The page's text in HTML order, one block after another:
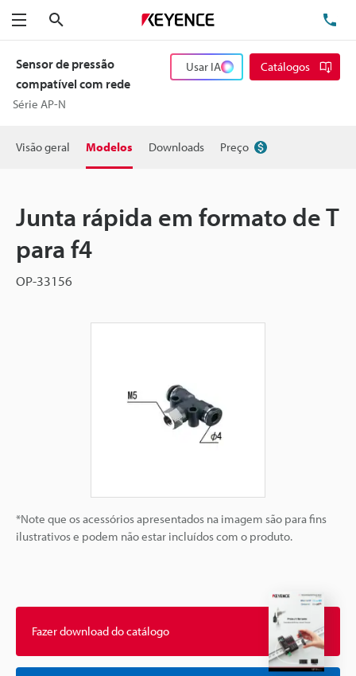
Menu
Sensor de pressão
compatível com rede
Série AP-N
Usar IA Catálogos
Visão geral Modelos Downloads Preço
Junta rápida em formato de T
para f4
OP-33156
*Note que os acessórios apresentados na imagem são para fins
ilustrativos e podem não estar incluídos com o produto.
Fazer download do catálogo